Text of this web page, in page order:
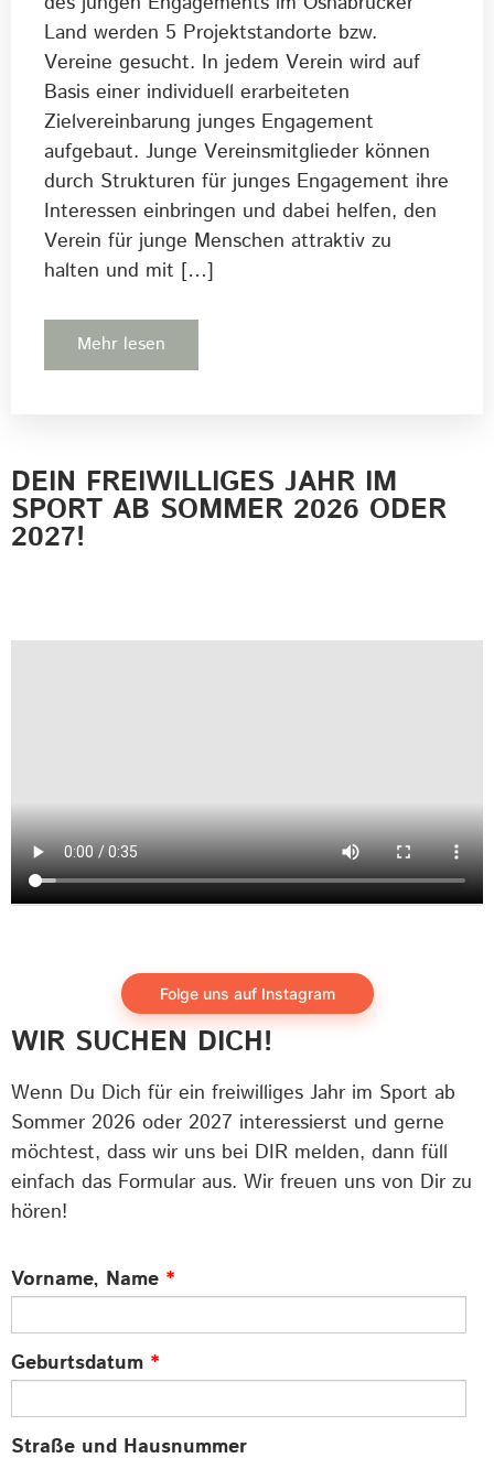
Land werden 5 Projektstandorte bzw.
Vereine gesucht. In jedem Verein wird auf
Basis einer individuell erarbeiteten
Zielvereinbarung junges Engagement
aufgebaut. Junge Vereinsmitglieder können
durch Strukturen für junges Engagement ihre
Interessen einbringen und dabei helfen, den
Verein für junge Menschen attraktiv zu
halten und mit […]
Mehr lesen
DEIN FREIWILLIGES JAHR IM
SPORT AB SOMMER 2026 ODER
2027!
Folge uns auf Instagram
WIR SUCHEN DICH!
Wenn Du Dich für ein freiwilliges Jahr im Sport ab
Sommer 2026 oder 2027 interessierst und gerne
möchtest, dass wir uns bei DIR melden, dann füll
einfach das Formular aus. Wir freuen uns von Dir zu
hören!
Vorname, Name *
Geburtsdatum *
Straße und Hausnummer